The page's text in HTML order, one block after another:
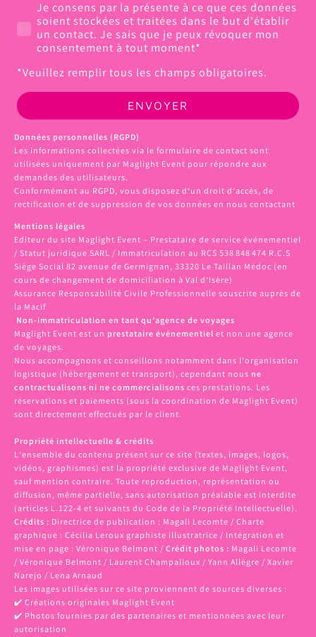
Je consens par la présente à ce que ces données
soient stockées et traitées dans le but d'établir
un contact. Je sais que je peux révoquer mon
consentement à tout moment*
*Veuillez remplir tous les champs obligatoires.
ENVOYER
Données personnelles (RGPD)
Les informations collectées via le formulaire de contact sont
utilisées uniquement par Maglight Event pour répondre aux
demandes des utilisateurs.
Conformément au RGPD, vous disposez d’un droit d’accès, de
rectification et de suppression de vos données en nous contactant
Mentions légales
Editeur du site Maglight Event – Prestataire de service événementiel
/ Statut juridique SARL / Immatriculation au RCS 538 848 474 R.C.S
Siège Social 82 avenue de Germignan, 33320 Le Taillan Médoc (en
cours de changement de domiciliation à Val d’Isère)
Assurance Responsabilité Civile Professionnelle souscrite auprès de
la Macif
Non-immatriculation en tant qu’agence de voyages
Maglight Event est un prestataire événementiel et non une agence
de voyages.
Nous accompagnons et conseillons notamment dans l'organisation
logistique (hébergement et transport), cependant nous ne
contractualisons ni ne commercialisons ces prestations. Les
réservations et paiements (sous la coordination de Maglight Event)
sont directement effectués par le client.
Propriété intellectuelle & crédits
L’ensemble du contenu présent sur ce site (textes, images, logos,
vidéos, graphismes) est la propriété exclusive de Maglight Event,
sauf mention contraire. Toute reproduction, représentation ou
diffusion, même partielle, sans autorisation préalable est interdite
(articles L.122-4 et suivants du Code de la Propriété Intellectuelle).
Crédits : Directrice de publication : Magali Lecomte / Charte
graphique : Cécilia Leroux graphiste illustratrice / Intégration et
mise en page : Véronique Belmont / Crédit photos : Magali Lecomte
/ Véronique Belmont / Laurent Champalloux / Yann Allègre / Xavier
Narejo / Lena Arnaud
Les images utilisées sur ce site proviennent de sources diverses :
✔️ Créations originales Maglight Event
✔️ Photos fournies par des partenaires et mentionnées avec leur
autorisation